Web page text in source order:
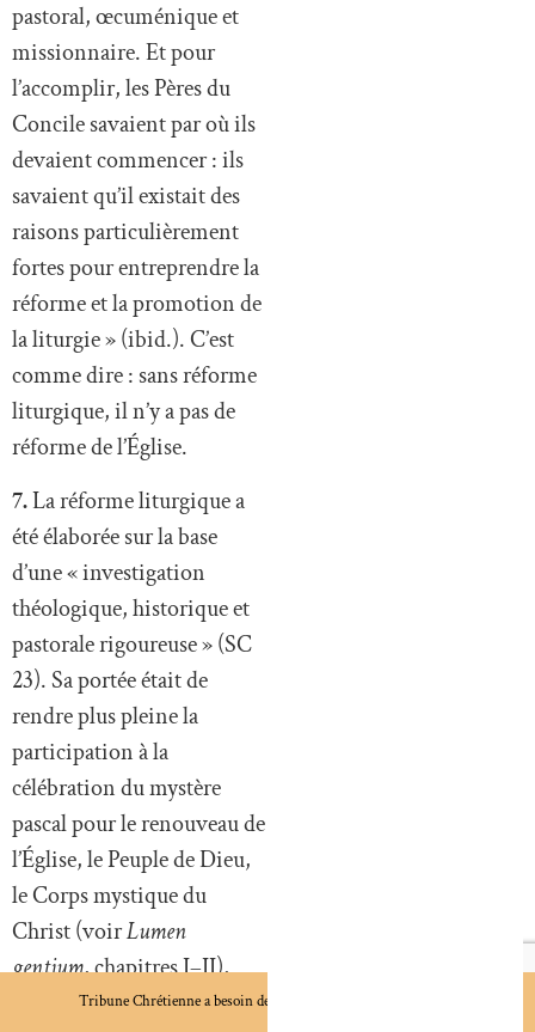
pastoral, œcuménique et
missionnaire. Et pour
l’accomplir, les Pères du
Concile savaient par où ils
devaient commencer : ils
savaient qu’il existait des
raisons particulièrement
fortes pour entreprendre la
réforme et la promotion de
la liturgie » (ibid.). C’est
comme dire : sans réforme
liturgique, il n’y a pas de
réforme de l’Église.
7.La réforme liturgique a
été élaborée sur la base
d’une « investigation
théologique, historique et
pastorale rigoureuse » (SC
23). Sa portée était de
rendre plus pleine la
participation à la
célébration du mystère
pascal pour le renouveau de
l’Église, le Peuple de Dieu,
le Corps mystique du
Christ (voirLumen
gentium, chapitres I–II),
perfectionnant les fidèles
Tribune Chrétienne a besoin de vous !